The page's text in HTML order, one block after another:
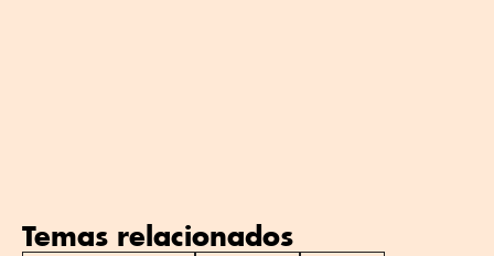
Temas relacionados